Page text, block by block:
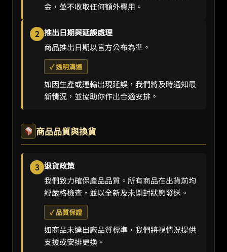
金，並不收取任何額外費用。
2 推出日期與延誤處理
商品推出日期以官方公布為準。
✓ 透明溝通
如因生產或運輸出現延誤，我們將及時通知最
新情況，並協助你作出合適安排。
商品品質與換貨
3 退貨政策
我們致力確保產品品質。所有商品在出貨前均
經嚴格檢查，並以全新及未開封狀態發送。
✓ 品質保證
如商品未達出廠品質標準，我們將視情況提供
支援或安排更換。